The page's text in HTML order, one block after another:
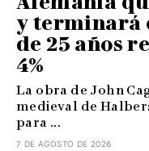
y terminará
de 25 años
4%
La obra de John
medieval de
para ...
7 DE AGOSTO DE 2026